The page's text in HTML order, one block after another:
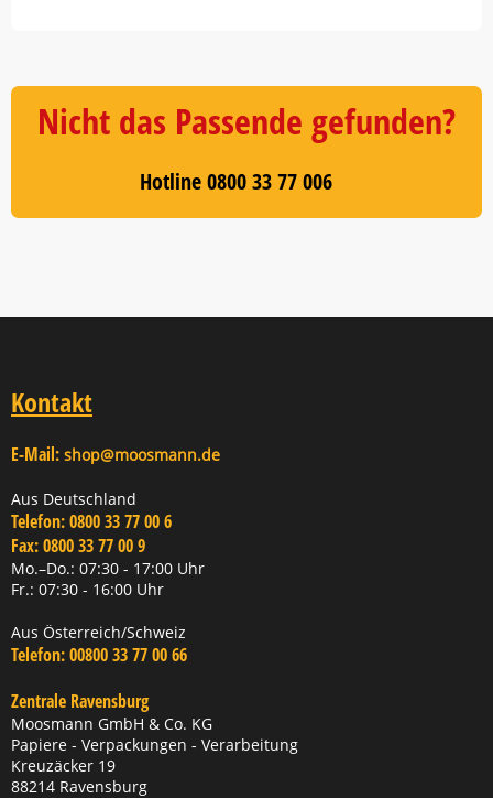
Nicht das Passende gefunden?
Hotline 0800 33 77 006
Kontakt
E-Mail: shop@moosmann.de
Aus Deutschland
Telefon:0800 33 77 00 6
Fax:0800 33 77 00 9
Mo.–Do.: 07:30 - 17:00 Uhr
Fr.: 07:30 - 16:00 Uhr
Aus Österreich/Schweiz
Telefon:00800 33 77 00 66
Zentrale Ravensburg
Moosmann GmbH & Co. KG
Papiere - Verpackungen - Verarbeitung
Kreuzäcker 19
88214 Ravensburg